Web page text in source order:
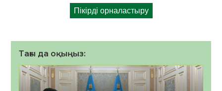
Тағы да оқыңыз: